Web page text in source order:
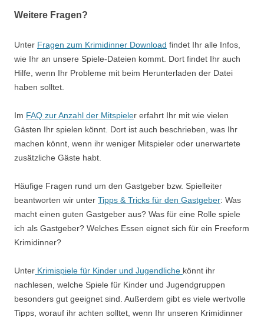
Weitere Fragen?
Unter Fragen zum Krimidinner Download findet Ihr alle Infos,
wie Ihr an unsere Spiele-Dateien kommt. Dort findet Ihr auch
Hilfe, wenn Ihr Probleme mit beim Herunterladen der Datei
haben solltet.
Im FAQ zur Anzahl der Mitspieler erfahrt Ihr mit wie vielen
Gästen Ihr spielen könnt. Dort ist auch beschrieben, was Ihr
machen könnt, wenn ihr weniger Mitspieler oder unerwartete
zusätzliche Gäste habt.
Häufige Fragen rund um den Gastgeber bzw. Spielleiter
beantworten wir unter Tipps & Tricks für den Gastgeber: Was
macht einen guten Gastgeber aus? Was für eine Rolle spiele
ich als Gastgeber? Welches Essen eignet sich für ein Freeform
Krimidinner?
Unter Krimispiele für Kinder und Jugendliche könnt ihr
nachlesen, welche Spiele für Kinder und Jugendgruppen
besonders gut geeignet sind. Außerdem gibt es viele wertvolle
Tipps, worauf ihr achten solltet, wenn Ihr unseren Krimidinner